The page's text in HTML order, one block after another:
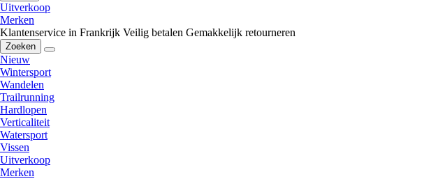
Uitverkoop
Merken
Klantenservice in Frankrijk Veilig betalen Gemakkelijk retourneren
Zoeken
Nieuw
Wintersport
Wandelen
Trailrunning
Hardlopen
Verticaliteit
Watersport
Vissen
Uitverkoop
Merken